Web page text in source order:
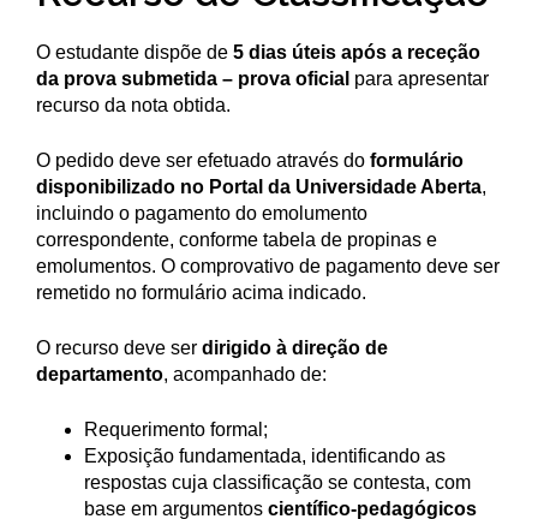
O estudante dispõe de 5 dias úteis após a receção
da prova submetida – prova oficial para apresentar
recurso da nota obtida.
O pedido deve ser efetuado através do formulário
disponibilizado no Portal da Universidade Aberta,
incluindo o pagamento do emolumento
correspondente, conforme tabela de propinas e
emolumentos. O comprovativo de pagamento deve ser
remetido no formulário acima indicado.
O recurso deve ser dirigido à direção de
departamento, acompanhado de:
Requerimento formal;
Exposição fundamentada, identificando as
respostas cuja classificação se contesta, com
base em argumentos científico-pedagógicos